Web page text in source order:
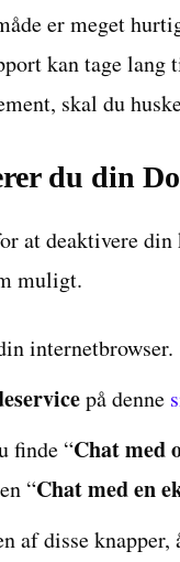
er meget
kan tage
skal du
du din
at deaktivere
muligt.
internetbrowser.
på denne
finde “Chat med
“Chat med en
af disse